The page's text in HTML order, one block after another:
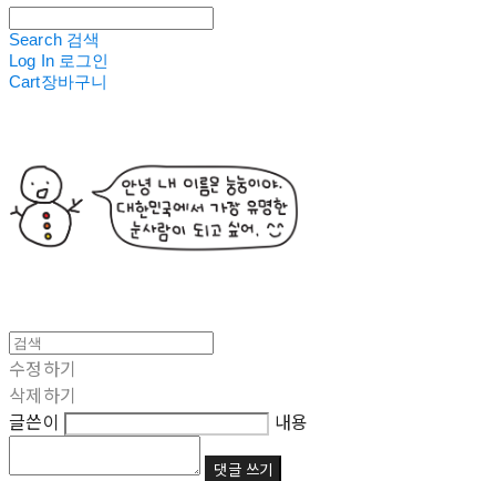
Search 검색
Log In 로그인
Cart장바구니
수정하기
삭제하기
글쓴이
내용
댓글 쓰기